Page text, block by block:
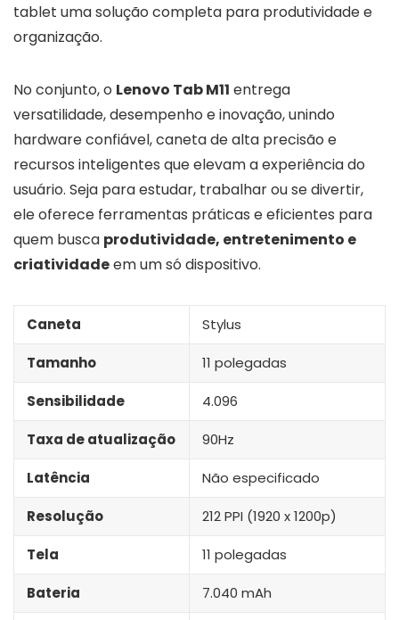
tablet uma solução completa para produtividade e
organização.
No conjunto, o Lenovo Tab M11 entrega
versatilidade, desempenho e inovação, unindo
hardware confiável, caneta de alta precisão e
recursos inteligentes que elevam a experiência do
usuário. Seja para estudar, trabalhar ou se divertir,
ele oferece ferramentas práticas e eficientes para
quem busca produtividade, entretenimento e
criatividadeem um só dispositivo.
Caneta Stylus
Tamanho 11 polegadas
Sensibilidade 4.096
Taxa de atualização 90Hz
Latência Não especificado
Resolução 212 PPI (1920 x 1200p)
Tela 11 polegadas
Bateria 7.040 mAh